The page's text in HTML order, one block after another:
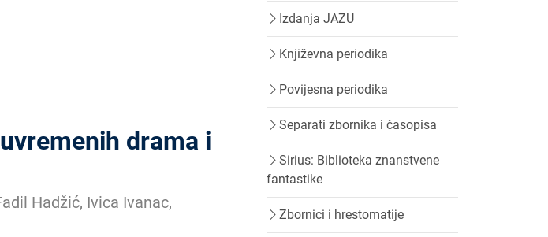
drama i
Hadžić, Ivica Ivanac,
Izdanja JAZU
Književna periodika
Povijesna periodika
Separati zbornika i časopisa
Sirius: Biblioteka znanstvene
fantastike
Zbornici i hrestomatije